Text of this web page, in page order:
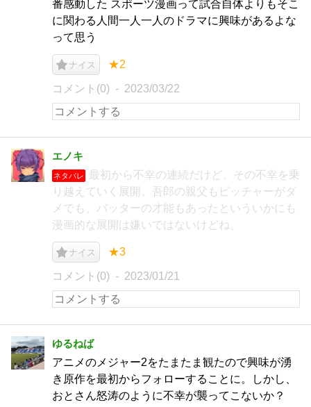
番感動した スポーツ漫画って試合自体よりもそこ
に関わる人間一人一人のドラマに興味があるよな
って思う
ナイス ★2
コメント(0) 2023/03/22
エノキ
ネタバレ
最初から不幸の連続だけど、その不幸を乗
り越えていく展開。吾郎の親父もピッチャーがダ
メでも、バッターの才能もあったといういかにも
漫画的な展開は嫌いではないけどね。
ナイス ★3
コメント(0) 2023/01/21
ゆるねば
アニメのメジャー2をたまたま観たので興味が湧
き原作を最初からフォローすることに。しかし、
おとさん怒涛のように不幸が襲ってこないか？